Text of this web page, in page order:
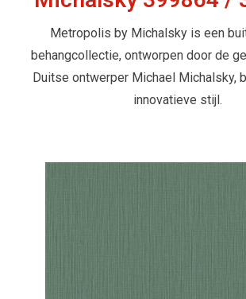
Metropolis by Michalsky is een
behangcollectie, ontworpen door de
Duitse ontwerper Michael Michalsky,
innovatieve stijl.